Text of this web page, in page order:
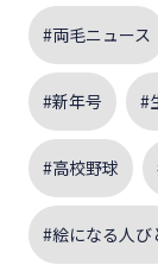
#両毛ニュース
#新年号 #
#高校野球
#絵になる人び